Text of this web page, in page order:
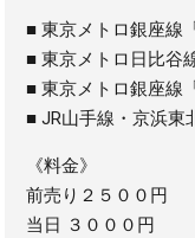
■ 東京メトロ銀座線
■ 東京メトロ日比谷
■ 東京メトロ銀座線
■ JR山手線・京浜東
《料金》
前売り２５００円
当日 ３０００円